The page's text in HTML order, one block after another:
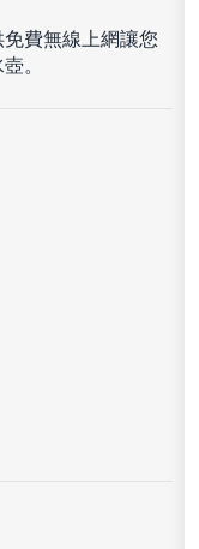
費無線上網讓您
。